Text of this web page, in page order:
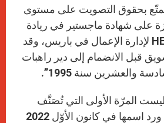
تتمتّع بحقوق التصويت على مستوى
على شهادة ماجستير في ريادة
الأعمال من جامعة HEC لإدارة الإعمال في باريس، وقد
قبل الانضمام إلى دير راهبات
المرّة الأولى التي تُصَنَّف
خلالها الأخت بيكار، إذ ورد اسمها في كانون الأوّل 2022